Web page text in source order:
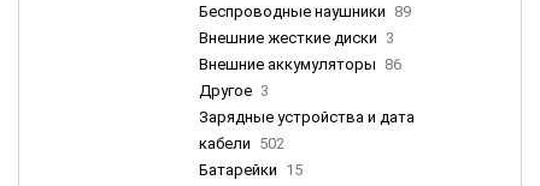
Беспроводные наушники 89
Внешние жесткие диски 3
Внешние аккумуляторы 86
Другое 3
Зарядные устройства и дата
кабели 502
Батарейки 15